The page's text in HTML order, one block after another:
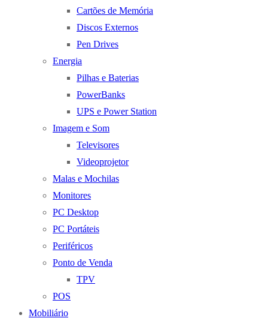
Cartões de Memória
Discos Externos
Pen Drives
Energia
Pilhas e Baterias
PowerBanks
UPS e Power Station
Imagem e Som
Televisores
Videoprojetor
Malas e Mochilas
Monitores
PC Desktop
PC Portáteis
Periféricos
Ponto de Venda
TPV
POS
Mobiliário